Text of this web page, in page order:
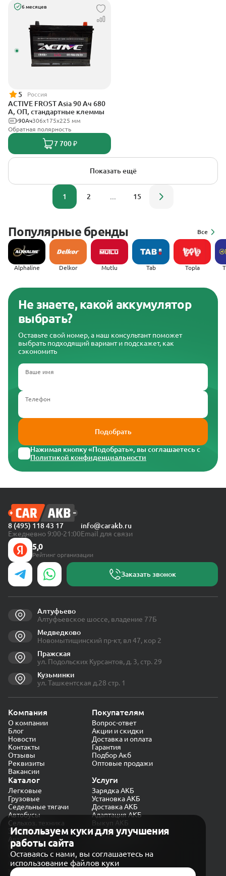
6 месяцев
5 Россия
ACTIVE FROST Asia 90 Ач 680
А, ОП, стандартные клеммы
306x175x225 мм
90Ач
Обратная полярность
7 700 ₽
Показать ещё
1 2 15
Популярные бренды Все
Alphaline Delkor Mutlu Tab Topla
Не знаете, какой аккумулятор
выбрать?
Оставьте свой номер, а наш консультант поможет
выбрать подходящий вариант и подскажет, как
сэкономить
Ваше имя
Телефон
Подобрать
Нажимая кнопку «Подобрать», вы соглашаетесь с
Политикой конфиденциальности
Используем куки для улучшения
работы сайта
Оставаясь с нами, вы соглашаетесь на
использование файлов куки
8 (495) 118 43 17
Ежедневно 9:00-21:00
info@carakb.ru
Email для связи
5,0
Рейтинг организации
Заказать звонок
Алтуфьево
Алтуфьевское шоссе, владение 77Б
Медведково
Новомытищинский пр-кт, вл 47, кор 2
Пражская
ул. Подольских Курсантов, д. 3, стр. 29
Кузьминки
ул. Ташкентская д.28 стр. 1
Компания
О компании
Блог
Новости
Контакты
Отзывы
Реквизиты
Вакансии
Покупателям
Вопрос-ответ
Акции и скидки
Доставка и оплата
Гарантия
Подбор Акб
Оптовые продажи
Каталог
Легковые
Грузовые
Седельные тягачи
Автобусы
Сельхоз. техника
Экскаваторы
Автокраны
Услуги
Зарядка АКБ
Установка АКБ
Доставка АКБ
Адаптация АКБ
Выкуп АКБ
Проверка генератора
Политика конфиденциальности
Обработка персональных данных
Согласие на обработку в «Яндекс.Метрика»
Карта сайта